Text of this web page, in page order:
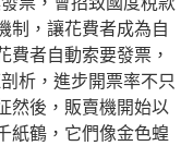
制，讓花費者成為自
費者自動索要發票，
析，進步開票率不只
然後，販賣機開始以
紙鶴，它們像金色蝗